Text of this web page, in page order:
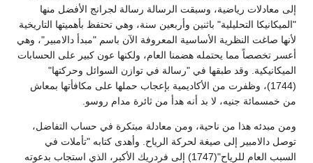
إلى معادلات رياضية، وسبقت الرسالة رسالة لجرانج الأفضل منها
"الميكانيكا التحليلية" باثنين وأربعين سنة، وهي تحتفظ بأهميتها التاريخية
لأنها صاغت النظرية الأساسية المعروفة الآن باسم "مبدأ دالامبير"، وهي
أعسر تخصصاً مما يحتمله هضمنا العام، ولكنها عون كبير على الحسابات
الميكانيكية. وقد طبقها في "رسالة في توازن السوائل وحركتها"
(1744)، وظفرت من الأكاديمية بإعجاب حملها على مكافأتها بمعاش
من خمسمائة جنيه، لا بد أنه هدأ من ثائرة مدام روسو.
ومن مبدئه هذا من ناحية، ومن معادلة مبتكرة في حساب التفاضل،
توصل دالامبير إلى صيغة لحركة الرياح. وأهدى كتابه "تأملات في
السبب العام للرياح"(1747) إلى فردريك الأكبر، الذي استجاب بدعوته